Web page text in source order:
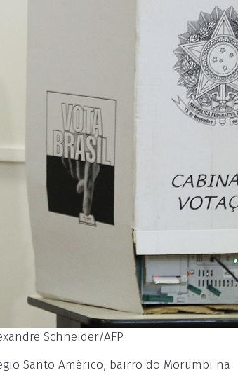
Schneider/AFP
Santo Américo, bairro do Morumbi na